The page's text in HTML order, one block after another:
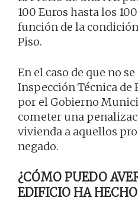
100 Euros hasta los
función de la
Piso.
En el caso de que no
Inspección Técnica
por el Gobierno
cometer una
vivienda a aquellos
negado.
¿CÓMO PUEDO
EDIFICIO HA